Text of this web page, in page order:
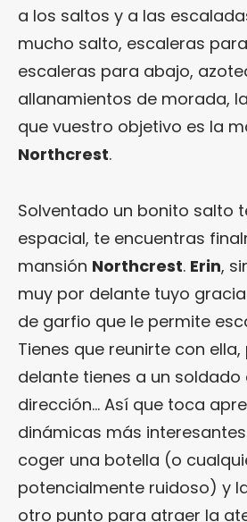
a los saltos y a las
mucho salto, escaleras
escaleras para abajo,
allanamientos de morada,
que vuestro objetivo es la
Northcrest.
Solventado un bonito salto
espacial, te encuentras
mansión Northcrest. Erin,
muy por delante tuyo
de garfio que le permite
Tienes que reunirte con
delante tienes a un soldado
dirección… Así que toca
dinámicas más
coger una botella (o
potencialmente ruidoso) y
otro punto para atraer la